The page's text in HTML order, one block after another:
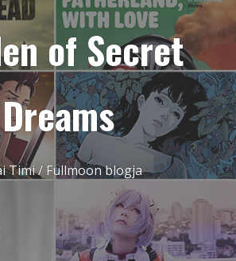
of Secret
Dreams
Timi / Fullmoon blogja